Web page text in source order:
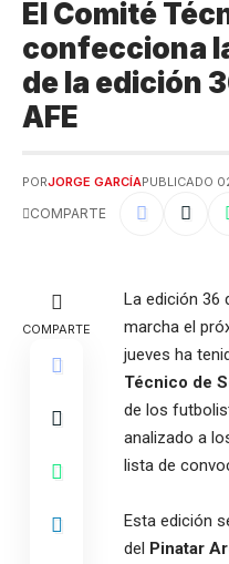
El Comité
confecciona
de la edición
AFE
PORJORGE GARCÍAPUBLICADO
COMPARTE
COMPARTE
La edición 36
marcha el
jueves ha
Técnico de
de los
analizado a
lista de
Esta edición
del Pinatar